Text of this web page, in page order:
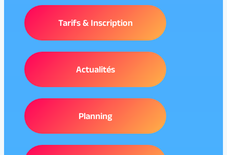
Tarifs & Inscription
Actualités
Planning